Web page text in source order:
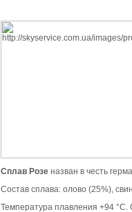
Сплав Розе назван в честь
Состав сплава: олово (25%),
Температура плавления +94 °C.